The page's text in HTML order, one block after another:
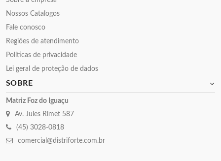
Nossos Catalogos
Fale conosco
Regiões de atendimento
Políticas de privacidade
Lei geral de proteção de dados
SOBRE
Matriz Foz do Iguaçu
Av. Jules Rimet 587
(45) 3028-0818
comercial@distriforte.com.br